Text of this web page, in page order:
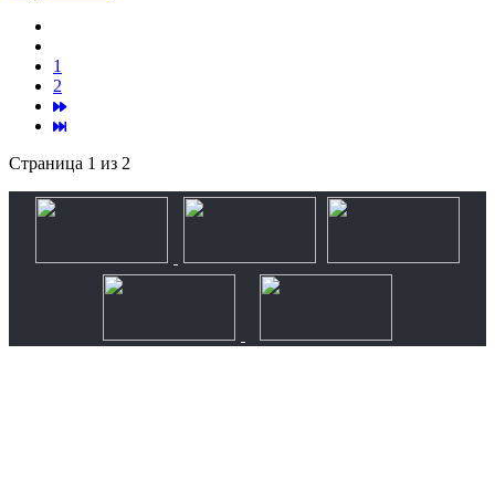
1
2
Страница 1 из 2